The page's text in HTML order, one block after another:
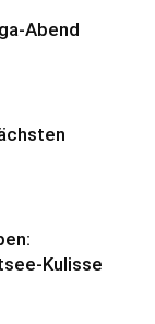
Abend
Kulisse